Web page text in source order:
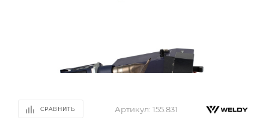
СРАВНИТЬ Артикул: 155.831